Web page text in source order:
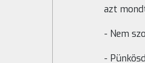
azt
- Nem
-